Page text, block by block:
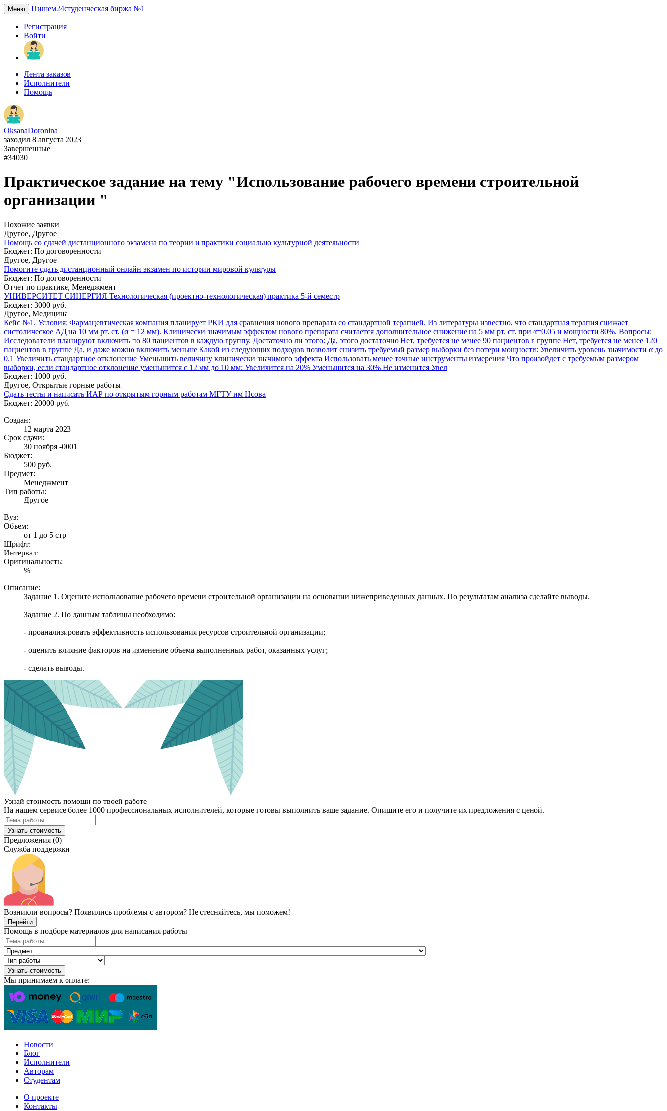
Меню Пишем24студенческая биржа №1
Регистрация
Войти
Лента заказов
Исполнители
Помощь
OksanaDoronina
заходил 8 августа 2023
Завершенные
#34030
Практическое задание на тему "Использование рабочего времени строительной
организации "
Похожие заявки
Другое, Другое
Помощь со сдачей дистанционного экзамена по теории и практики социально культурной деятельности
Бюджет: По договоренности
Другое, Другое
Помогите сдать дистанционный онлайн экзамен по истории мировой культуры
Бюджет: По договоренности
Отчет по практике, Менеджмент
УНИВЕРСИТЕТ СИНЕРГИЯ Технологическая (проектно-технологическая) практика 5-й семестр
Бюджет: 3000 руб.
Другое, Медицина
Кейс №1. Условия: Фармацевтическая компания планирует РКИ для сравнения нового препарата со стандартной терапией. Из литературы известно, что стандартная терапия снижает
систолическое АД на 10 мм рт. ст. (σ = 12 мм). Клинически значимым эффектом нового препарата считается дополнительное снижение на 5 мм рт. ст. при α=0.05 и мощности 80%. Вопросы:
Исследователи планируют включить по 80 пациентов в каждую группу. Достаточно ли этого: Да, этого достаточно Нет, требуется не менее 90 пациентов в группе Нет, требуется не менее 120
пациентов в группе Да, и даже можно включить меньше Какой из следующих подходов позволит снизить требуемый размер выборки без потери мощности: Увеличить уровень значимости α до
0.1 Увеличить стандартное отклонение Уменьшить величину клинически значимого эффекта Использовать менее точные инструменты измерения Что произойдет с требуемым размером
выборки, если стандартное отклонение уменьшится с 12 мм до 10 мм: Увеличится на 20% Уменьшится на 30% Не изменится Увел
Бюджет: 1000 руб.
Другое, Открытые горные работы
Сдать тесты и написать ИАР по открытым горным работам МГТУ им Нсова
Бюджет: 20000 руб.
Создан:
12 марта 2023
Срок сдачи:
30 ноября -0001
Бюджет:
500 руб.
Предмет:
Менеджмент
Тип работы:
Другое
Вуз:
Объем:
от 1 до 5 стр.
Шрифт:
Интервал:
Оригинальность:
%
Описание:
Задание 1. Оцените использование рабочего времени строительной организации на основании нижеприведенных данных. По результатам анализа сделайте выводы.
Задание 2. По данным таблицы необходимо:
- проанализировать эффективность использования ресурсов строительной организации;
- оценить влияние факторов на изменение объема выполненных работ, оказанных услуг;
- сделать выводы.
Узнай стоимость помощи по твоей работе
На нашем сервисе более 1000 профессиональных исполнителей, которые готовы выполнить ваше задание. Опишите его и получите их предложения с ценой.
Узнать стоимость
Предложения (0)
Служба поддержки
Возникли вопросы? Появились проблемы с автором? Не стесняйтесь, мы поможем!
Перейти
Помощь в подборе материалов для написания работы
Узнать стоимость
Мы принимаем к оплате:
Новости
Блог
Исполнители
Авторам
Студентам
О проекте
Контакты